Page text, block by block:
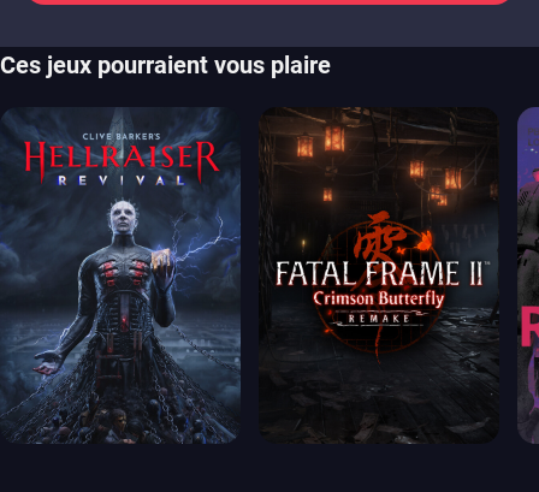
Ces jeux pourraient vous plaire